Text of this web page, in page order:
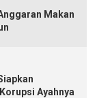
Makan
Ayahnya